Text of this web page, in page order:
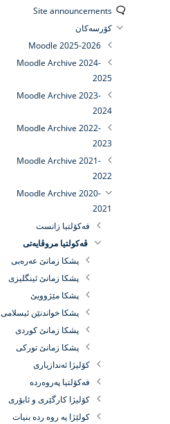
Site announcements
کۆرسەکان
Moodle 2025-2026
Moodle Archive 2024-
2025
Moodle Archive 2023-
2024
Moodle Archive 2022-
2023
Moodle Archive 2021-
2022
Moodle Archive 2020-
2021
فه‌كۆلتيا زانست
ڤەکولتیا مروڤایەتی
پشكا زمانێ عه‌ره‌بى
پشكا زمانێ ئینگلیزى
پشكا مێژوویێ
پشكا خواندنێن ئیسلامى
پشكا زمانێ كوردى
پشكا زمانێ توركى
كۆلیژا ئه‌ندازیارى
فه‌كۆلتیا په‌روه‌رده
كۆلیژا كارگێرى و ئابۆرى
كولێژا پە روه رده بنيات